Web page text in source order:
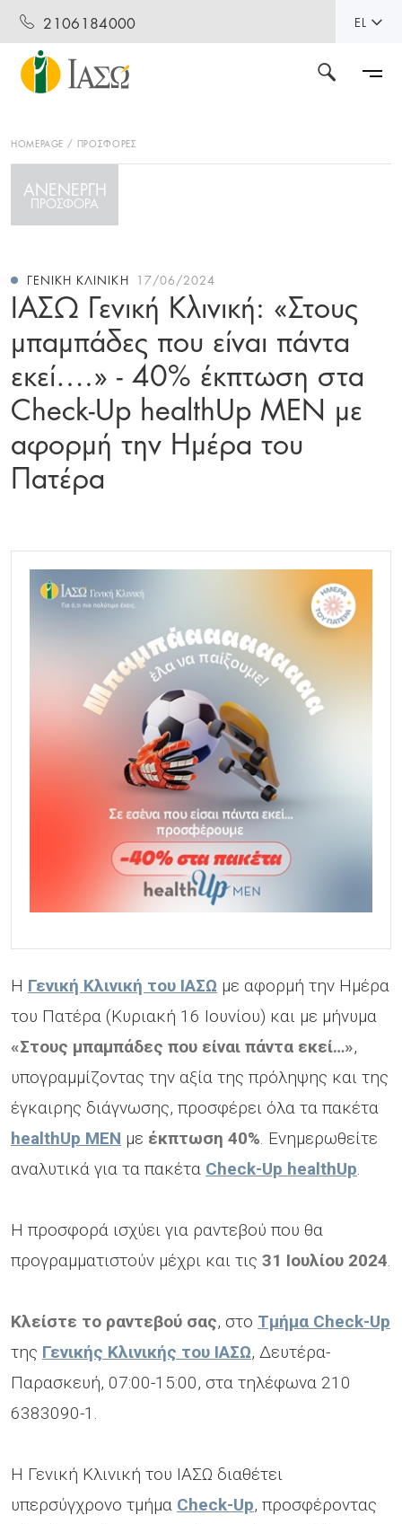
2106184000 EL
HOMEPAGE ΠΡΟΣΦΟΡΕΣ
ΑΝΕΝΕΡΓΗ
ΠΡΟΣΦΟΡΑ
ΓΕΝΙΚΉ ΚΛΙΝΙΚΉ 17/06/2024
ΙΑΣΩ Γενική Κλινική: «Στους
μπαμπάδες που είναι πάντα
εκεί….» - 40% έκπτωση στα
Check-Up healthUp MEN με
αφορμή την Ημέρα του
Πατέρα
H Γενική Κλινική του ΙΑΣΩ με αφορμή την Ημέρα
του Πατέρα (Κυριακή 16 Ιουνίου) και με μήνυμα
«Στους μπαμπάδες που είναι πάντα εκεί…»,
υπογραμμίζοντας την αξία της πρόληψης και της
έγκαιρης διάγνωσης, προσφέρει όλα τα πακέτα
healthUp ΜΕΝ με έκπτωση 40%. Ενημερωθείτε
αναλυτικά για τα πακέτα Check-Up healthUp.
Η προσφορά ισχύει για ραντεβού που θα
προγραμματιστούν μέχρι και τις 31 Ιουλίου 2024.
Κλείστε το ραντεβού σας, στο Τμήμα Check-Up
της Γενικής Κλινικής του ΙΑΣΩ, Δευτέρα-
Παρασκευή, 07:00-15:00, στα τηλέφωνα 210
6383090-1.
H Γενική Κλινική του ΙΑΣΩ διαθέτει
υπερσύγχρονο τμήμα Check-Up, προσφέροντας